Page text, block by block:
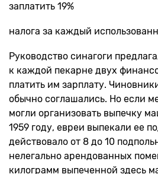
заплатить 19%
налога за каждый
Руководство синагоги
к каждой пекарне двух
платить им зарплату.
обычно соглашались. Но если
могли организовать выпечку
1959 году, евреи выпекали ее
действовало от 8 до 10
нелегально арендованных
килограмм выпеченной здесь